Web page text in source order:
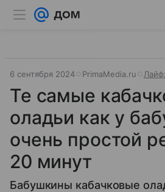
6 сентября 2024 PrimaMedia.ru
Те самые
оладьи как у
очень простой
20 минут
Бабушкины кабачковые